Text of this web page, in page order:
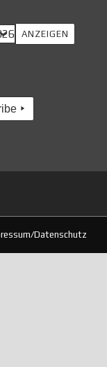
Datenschutz